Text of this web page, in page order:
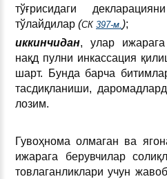
тўғрисидаги
тўлайдилар (СК 397-м. );
иккинчидан, улар ижарага
нақд пулни инкассация
шарт. Бунда барча
тасдиқланиши,
лозим.
Гувоҳнома олмаган ва
ижарага берувчилар
товлаганликлари учун